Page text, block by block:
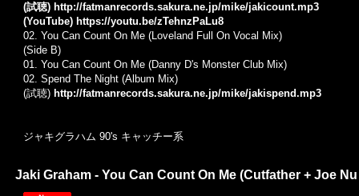
(試聴) http://fatmanrecords.sakura.ne.jp/mike/jakicount.mp3
(YouTube) https://youtu.be/zTehnzPaLu8
02. You Can Count On Me (Loveland Full On Vocal Mix)
(Side B)
01. You Can Count On Me (Danny D's Monster Club Mix)
02. Spend The Night (Album Mix)
(試聴) http://fatmanrecords.sakura.ne.jp/mike/jakispend.mp3
ジャキグラハム 90's キャッチー系
Jaki Graham - You Can Count On Me (Cutfather + Joe